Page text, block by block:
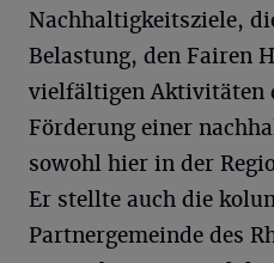
Nachhaltigkeitsziele,
Belastung, den Fairen
vielfältigen Aktivitäten
Förderung einer
sowohl hier in der
Er stellte auch die
Partnergemeinde des